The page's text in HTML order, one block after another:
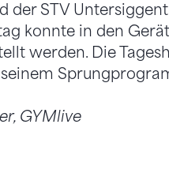
der STV
konnte in den
werden. Die
GYMlive